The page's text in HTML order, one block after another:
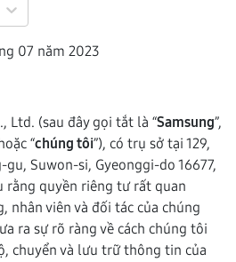
07 năm 2023
Ltd. (sau đây gọi tắt là “Samsung”,
“chúng tôi”), có trụ sở tại 129,
Suwon-si, Gyeonggi-do 16677,
rằng quyền riêng tư rất quan
nhân viên và đối tác của chúng
ra sự rõ ràng về cách chúng tôi
chuyển và lưu trữ thông tin của